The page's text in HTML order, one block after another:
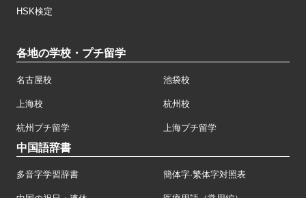
HSK検定
各地の学校・プチ留学
名古屋校 池袋校
上海校 杭州校
杭州プチ留学 上海プチ留学
中国語辞書
多音字学習辞書 簡体字·繁体字対照表